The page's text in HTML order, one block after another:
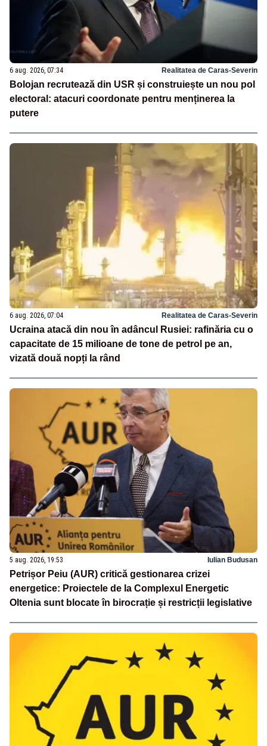
6 aug. 2026, 07:34 Realitatea de Caras-Severin
Bolojan recrutează din USR și construiește un nou pol
electoral: atacuri coordonate pentru menținerea la
putere
6 aug. 2026, 07:04 Realitatea de Caras-Severin
Ucraina atacă din nou în adâncul Rusiei: rafinăria cu o
capacitate de 15 milioane de tone de petrol pe an,
vizată două nopți la rând
5 aug. 2026, 19:53 Iulian Budusan
Petrișor Peiu (AUR) critică gestionarea crizei
energetice: Proiectele de la Complexul Energetic
Oltenia sunt blocate în birocrație și restricții legislative